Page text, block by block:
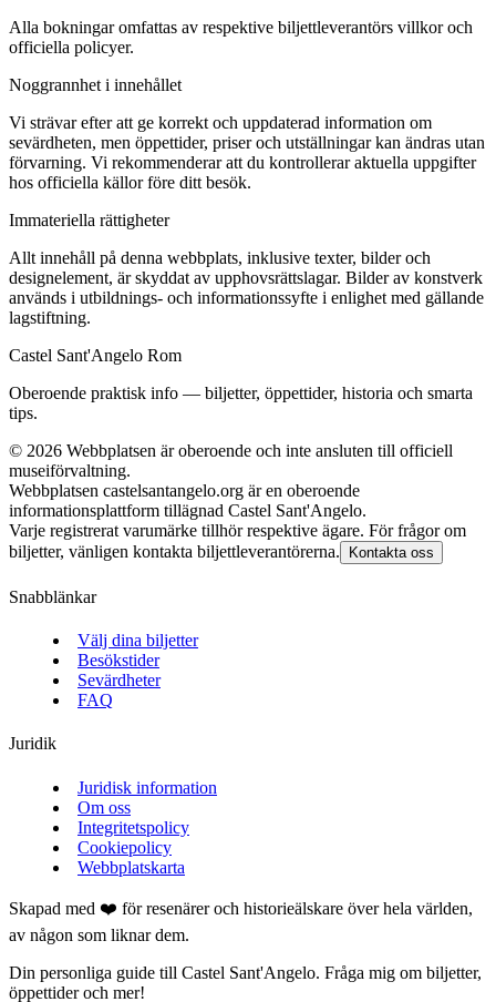
Alla bokningar omfattas av respektive biljettleverantörs villkor och
officiella policyer.
Noggrannhet i innehållet
Vi strävar efter att ge korrekt och uppdaterad information om
sevärdheten, men öppettider, priser och utställningar kan ändras utan
förvarning. Vi rekommenderar att du kontrollerar aktuella uppgifter
hos officiella källor före ditt besök.
Immateriella rättigheter
Allt innehåll på denna webbplats, inklusive texter, bilder och
designelement, är skyddat av upphovsrättslagar. Bilder av konstverk
används i utbildnings- och informationssyfte i enlighet med gällande
lagstiftning.
Castel Sant'Angelo Rom
Oberoende praktisk info — biljetter, öppettider, historia och smarta
tips.
© 2026 Webbplatsen är oberoende och inte ansluten till officiell
museiförvaltning.
Webbplatsen castelsantangelo.org är en oberoende
informationsplattform tillägnad Castel Sant'Angelo.
Varje registrerat varumärke tillhör respektive ägare. För frågor om
biljetter, vänligen kontakta biljettleverantörerna.
Kontakta oss
Snabblänkar
Välj dina biljetter
Besökstider
Sevärdheter
FAQ
Juridik
Juridisk information
Om oss
Integritetspolicy
Cookiepolicy
Webbplatskarta
Skapad med ❤️ för resenärer och historieälskare över hela världen,
av någon som liknar dem.
Din personliga guide till Castel Sant'Angelo. Fråga mig om biljetter,
öppettider och mer!